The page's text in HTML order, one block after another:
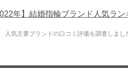
年】結婚指輪ブランド人気ラン
人気主要ブランドの口コミ評価を調査しまし